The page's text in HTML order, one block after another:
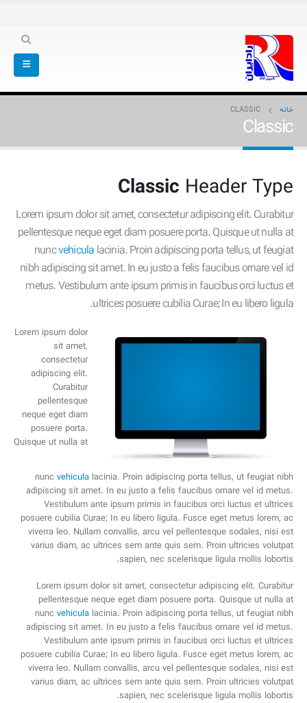
خانه CLASSIC
Classic
Classic Header Type
Lorem ipsum dolor sit amet, consectetur adipiscing elit. Curabitur
pellentesque neque eget diam posuere porta. Quisque ut nulla at
nuncvehicula lacinia. Proin adipiscing porta tellus, ut feugiat
nibh adipiscing sit amet. In eu justo a felis faucibus ornare vel id
metus. Vestibulum ante ipsum primis in faucibus orci luctus et
ultrices posuere cubilia Curae; In eu libero ligula.
Lorem ipsum dolor
sit amet,
consectetur
adipiscing elit.
Curabitur
pellentesque
neque eget diam
posuere porta.
Quisque ut nulla at
nunc vehicula lacinia. Proin adipiscing porta tellus, ut feugiat nibh
adipiscing sit amet. In eu justo a felis faucibus ornare vel id metus.
Vestibulum ante ipsum primis in faucibus orci luctus et ultrices
posuere cubilia Curae; In eu libero ligula. Fusce eget metus lorem, ac
viverra leo. Nullam convallis, arcu vel pellentesque sodales, nisi est
varius diam, ac ultrices sem ante quis sem. Proin ultricies volutpat
sapien, nec scelerisque ligula mollis lobortis.
Lorem ipsum dolor sit amet, consectetur adipiscing elit. Curabitur
pellentesque neque eget diam posuere porta. Quisque ut nulla at
nunc vehicula lacinia. Proin adipiscing porta tellus, ut feugiat nibh
adipiscing sit amet. In eu justo a felis faucibus ornare vel id metus.
Vestibulum ante ipsum primis in faucibus orci luctus et ultrices
posuere cubilia Curae; In eu libero ligula. Fusce eget metus lorem, ac
viverra leo. Nullam convallis, arcu vel pellentesque sodales, nisi est
varius diam, ac ultrices sem ante quis sem. Proin ultricies volutpat
sapien, nec scelerisque ligula mollis lobortis.